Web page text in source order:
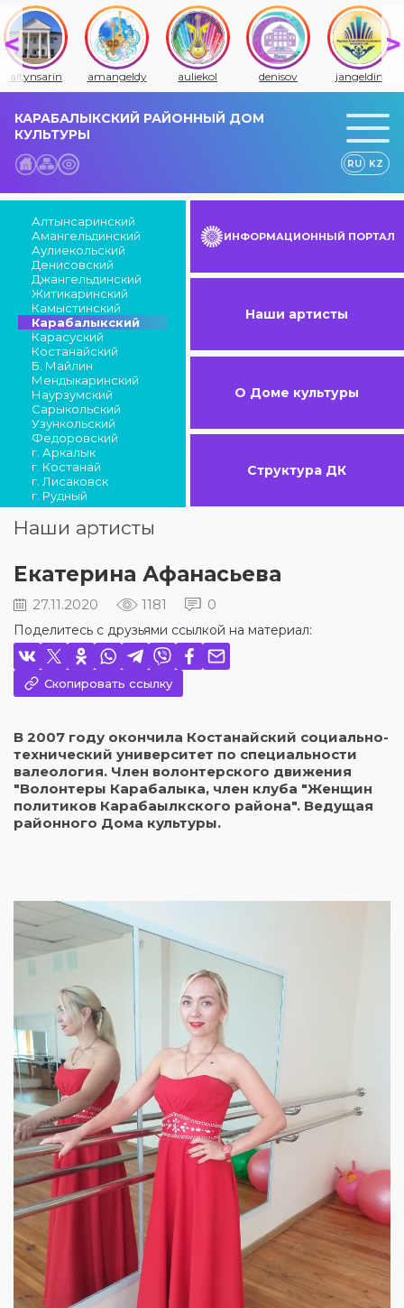
altynsarin amangeldy auliekol denisov jangeldin
КАРАБАЛЫКСКИЙ РАЙОННЫЙ ДОМ
КУЛЬТУРЫ
RU KZ
Алтынсаринский
Амангельдинский
Аулиекольский
Денисовский
Джангельдинский
Житикаринский
Камыстинский
Карабалыкский
Карасуский
Костанайский
Б. Майлин
Мендыкаринский
Наурзумский
Сарыкольский
Узункольский
Федоровский
г. Аркалык
г. Костанай
г. Лисаковск
г. Рудный
ИНФОРМАЦИОННЫЙ ПОРТАЛ
Наши артисты
О Доме культуры
Структура ДК
Наши артисты
Екатерина Афанасьева
27.11.2020 1181 0
Поделитесь с друзьями ссылкой на материал:
Скопировать ссылку
В 2007 году окончила Костанайский социально-
технический университет по специальности
валеология. Член волонтерского движения
"Волонтеры Карабалыка, член клуба "Женщин
политиков Карабаылкского района". Ведущая
районного Дома культуры.